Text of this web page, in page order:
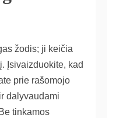
žodis; ji keičia
Įsivaizduokite, kad
prie rašomojo
dalyvaudami
tinkamos